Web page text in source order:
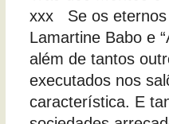
xxx Se os eternos
Lamartine Babo e
além de tantos
executados nos
característica. E